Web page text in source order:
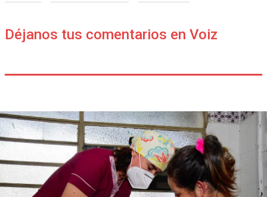
Déjanos tus comentarios en Voiz